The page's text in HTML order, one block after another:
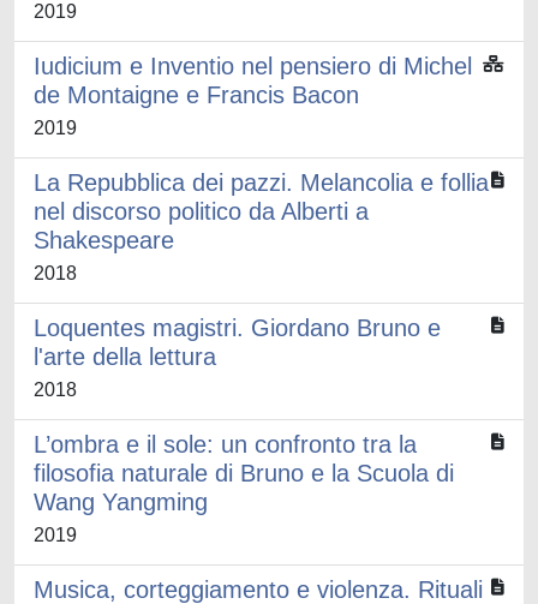
2019
Iudicium e Inventio nel pensiero di Michel
de Montaigne e Francis Bacon
2019
La Repubblica dei pazzi. Melancolia e follia
nel discorso politico da Alberti a
Shakespeare
2018
Loquentes magistri. Giordano Bruno e
l'arte della lettura
2018
L’ombra e il sole: un confronto tra la
filosofia naturale di Bruno e la Scuola di
Wang Yangming
2019
Musica, corteggiamento e violenza. Rituali